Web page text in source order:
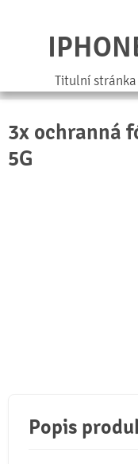
Titulní stránka
3x ochranná
5G
Popis